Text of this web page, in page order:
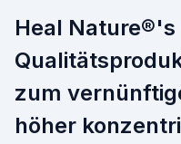
Heal Nature®'s
zum
höher